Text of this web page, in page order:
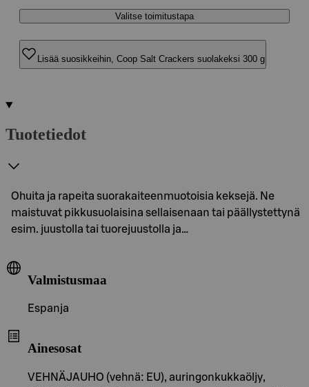
Valitse toimitustapa
Lisää suosikkeihin, Coop Salt Crackers suolakeksi 300 g
Tuotetiedot
Ohuita ja rapeita suorakaiteenmuotoisia keksejä. Ne
maistuvat pikkusuolaisina sellaisenaan tai päällystettynä
esim. juustolla tai tuorejuustolla ja…
Valmistusmaa
Espanja
Ainesosat
VEHNÄJAUHO (vehnä: EU), auringonkukkaöljy,